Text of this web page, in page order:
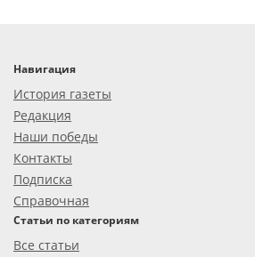
Навигация
История газеты
Редакция
Наши победы
Контакты
Подписка
Справочная
Статьи по категориям
Все статьи